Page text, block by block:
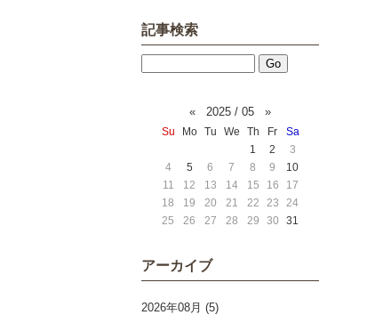
記事検索
« 2025 / 05 »
Su Mo Tu We Th Fr
Sa
1
2
3
4
5 6 7 8 9
10
11
12 13 14 15 16
17
18
19 20 21 22 23
24
25
26 27 28 29 30 31
アーカイブ
2026年08月 (5)